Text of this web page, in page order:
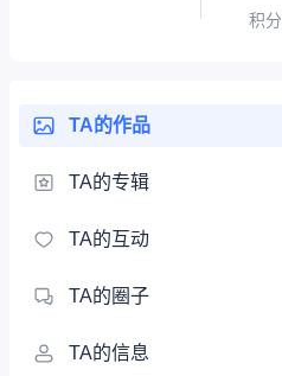
积分
TA的作品
TA的专辑
TA的互动
TA的圈子
TA的信息